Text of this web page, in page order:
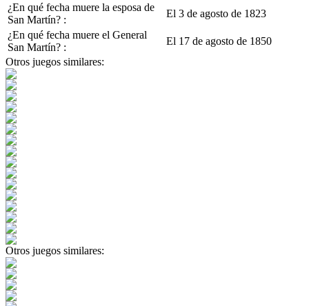
¿En qué fecha muere la esposa de
San Martín? :
El 3 de agosto de 1823
¿En qué fecha muere el General
San Martín? :
El 17 de agosto de 1850
Otros juegos similares:
Otros juegos similares: